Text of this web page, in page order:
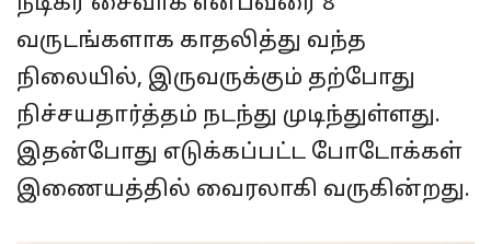
வருடங்களாக காதலித்து வந்த
நிலையில், இருவருக்கும் தற்போது
நிச்சயதார்த்தம் நடந்து முடிந்துள்ளது.
இதன்போது எடுக்கப்பட்ட போடோக்கள்
இணையத்தில் வைரலாகி வருகின்றது.